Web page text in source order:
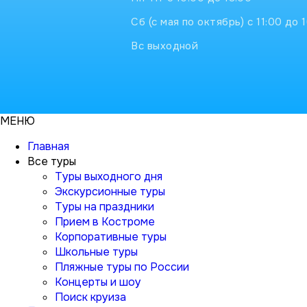
Сб (с мая по октябрь) с 11:00 до
Вс выходной
МЕНЮ
Главная
Все туры
Туры выходного дня
Экскурсионные туры
Туры на праздники
Прием в Костроме
Корпоративные туры
Школьные туры
Пляжные туры по России
Концерты и шоу
Поиск круиза